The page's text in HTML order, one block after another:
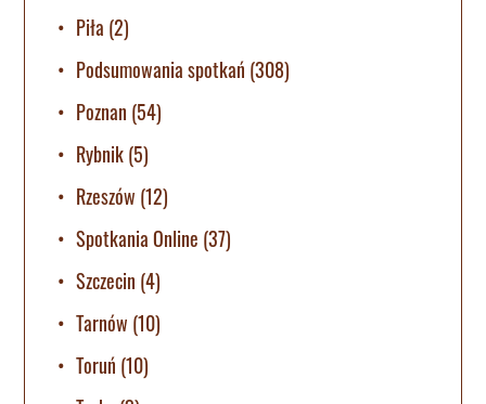
Piła (2)
Podsumowania spotkań (308)
Poznan (54)
Rybnik(5)
Rzeszów (12)
Spotkania Online (37)
Szczecin (4)
Tarnów (10)
Toruń (10)